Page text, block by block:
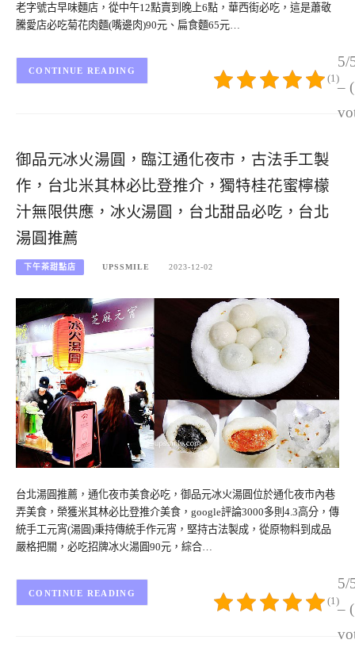
老字號古早味麵店，從中午12點賣到晚上6點，華西街必吃，這是蕭敬
騰愛店必吃菊花肉麵(嘴邊肉)90元、扁食麵65元…
5/
–
(1)
CONTINUE READING
御品元冰火湯圓，臨江通化夜市，古法手工製
作，台北米其林必比登推介，獨特桂花蜜檸檬
汁無限供應，冰火湯圓，台北甜品必吃，台北
湯圓推薦
下午茶甜點店 UPSSMILE 2023-12-02
台北湯圓推薦，通化夜市美食必吃，御品元冰火湯圓位於通化夜市內巷
弄美食，榮獲米其林必比登推介美食，google評論3000多則4.3高分，傳
統手工元宵(湯圓)秉持傳統手作元宵，堅持古法製成，從原物料到成品
嚴格把關，必吃招牌冰火湯圓90元，綜合…
5/
–
(1)
CONTINUE READING